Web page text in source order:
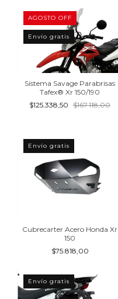
AGOSTO OFF
Envío gratis
Sistema Savage Parabrisas
Tafex® Xr 150/190
$125.338,50 $167.118,00
Envío gratis
Cubrecarter Acero Honda Xr
150
$75.818,00
Envío gratis